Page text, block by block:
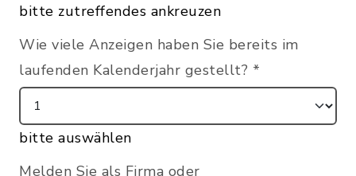
bitte zutreffendes ankreuzen
Wie viele Anzeigen haben Sie bereits im
laufenden Kalenderjahr gestellt? *
bitte auswählen
Melden Sie als Firma oder